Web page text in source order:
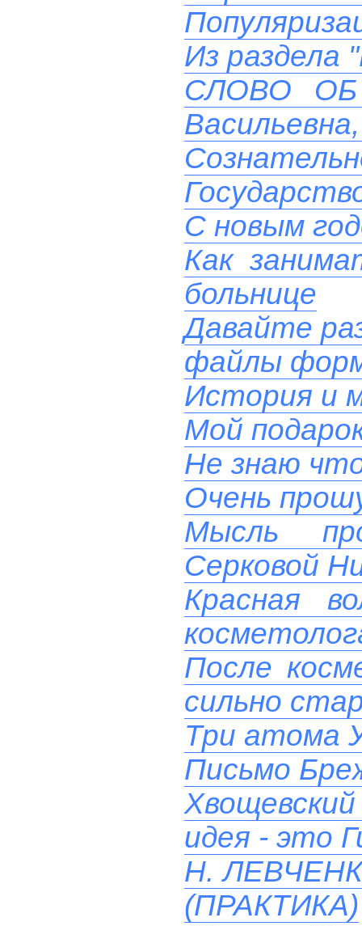
Из раздела
СЛОВО ОБ
С новым
Как
больнице
Давайте
файлы
История и
Мой
Не знаю
Очень
Мысль
Серковой
Красная
После
сильно
Три атома
Письмо
идея - это
Н.
(ПРАКТИКА)